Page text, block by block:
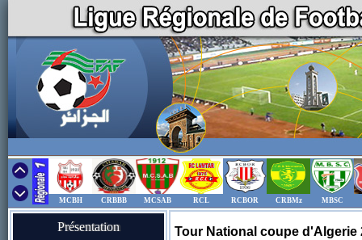
MCBH CRBBB MCSAB RCL RCBOR CRBMz MBSC
Présentation Tour National coupe d'Algerie